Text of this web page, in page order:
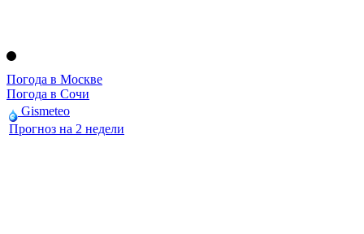
Погода в Москве
Погода в Сочи
Gismeteo
Прогноз на 2 недели